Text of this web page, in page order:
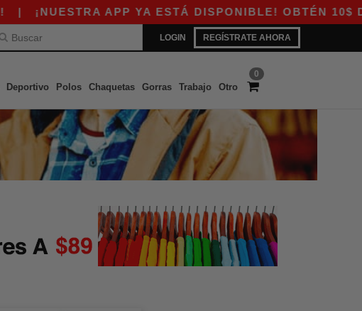
¡NUESTRA APP YA ESTÁ DISPONIBLE! OBTÉN 10$ DE
LOGIN REGÍSTRATE AHORA
0
Deportivo Polos Chaquetas Gorras Trabajo Otro